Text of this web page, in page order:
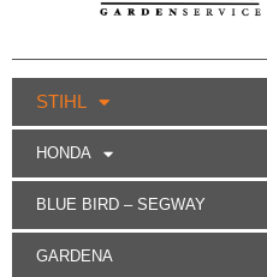
STIHL
HONDA
BLUE BIRD – SEGWAY
GARDENA